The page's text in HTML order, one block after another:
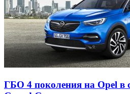
ГБО 4 поколения на Opel в